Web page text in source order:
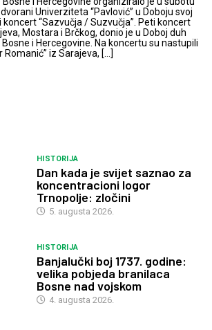
Univerziteta “Pavlović” u Doboju svoj
“Sazvučja / Suzvučja”. Peti koncert
Mostara i Brčkog, donio je u Doboj duh
i Hercegovine. Na koncertu su nastupili
Romanić” iz Sarajeva, […]
HISTORIJA
Dan kada je svijet saznao za
koncentracioni logor
Trnopolje: zločini
5. augusta 2026.
HISTORIJA
Banjalučki boj 1737. godine:
velika pobjeda branilaca
Bosne nad vojskom
4. augusta 2026.